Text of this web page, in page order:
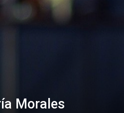
Morales